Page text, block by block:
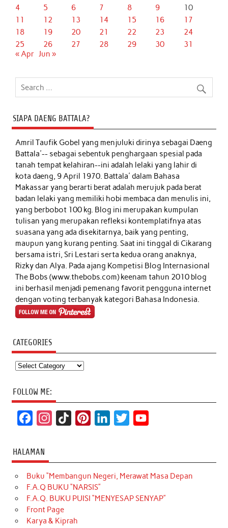
4
5 6 7 8 9
10
11
12 13 14 15 16
17
18
19 20 21 22 23
24
25
26 27 28 29 30
31
« Apr Jun »
SIAPA DAENG BATTALA?
Amril Taufik Gobelyang menjuluki dirinya sebagai Daeng
Battala'-- sebagai sebentuk penghargaan spesial pada
tanah tempat kelahiran--ini adalah lelaki yang lahir di
kota daeng, 9 April 1970. Battala' dalam Bahasa
Makassar yang berarti berat adalah merujuk pada berat
badan lelaki yang memiliki hobi membaca dan menulis ini,
yang berbobot 100 kg. Blog ini merupakan kumpulan
tulisan yang merupakan refleksi kontemplatifnya atas
suasana yang ada disekitarnya, baik yang penting,
maupun yang kurang penting. Saat ini tinggal di Cikarang
bersama istri, Sri Lestari serta kedua orang anaknya,
Rizky dan Alya. Pada ajang Kompetisi Blog Internasional
The Bobs (www.thebobs.com) keenam tahun 2010 blog
ini berhasil menjadi pemenang favorit pengguna internet
dengan voting terbanyak kategori Bahasa Indonesia.
CATEGORIES
Categories
FOLLOW ME:
c
e
b
o
o
k
t
a
g
r
a
T
o
k
t
e
r
k
e
d
t
t
e
T
u
b
HALAMAN
Buku “Membangun Negeri, Merawat Masa Depan
F.A.Q BUKU “NARSIS”
F.A.Q. BUKU PUISI “MENYESAP SENYAP”
Front Page
Karya & Kiprah